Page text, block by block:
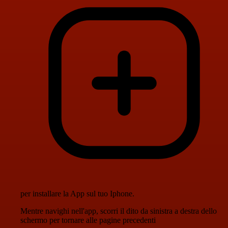
per installare la App sul tuo Iphone.
Mentre navighi nell'app, scorri il dito da sinistra a destra dello
schermo per tornare alle pagine precedenti